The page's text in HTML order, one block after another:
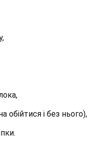
і без нього),